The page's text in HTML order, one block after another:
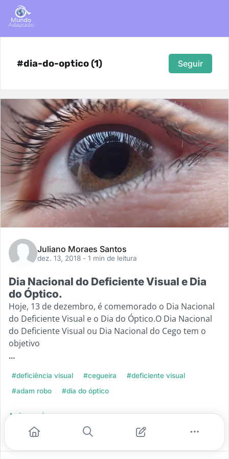
#dia-do-optico (1) Seguir
Juliano Moraes Santos
dez. 13, 2018 - 1 min de leitura
Dia Nacional do Deficiente Visual e Dia
do Óptico.
Hoje, 13 de dezembro, é comemorado o Dia Nacional
do Deficiente Visual e o Dia do Óptico.O Dia Nacional
do Deficiente Visual ou Dia Nacional do Cego tem o
objetivo
...
#deficiência visual #cegueira
#deficiente visual
#adam robo
#dia do óptico
Leia mais